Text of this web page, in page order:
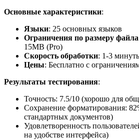
Основные характеристики:
Языки: 25 основных языков
Ограничения по размеру файла
15MB (Pro)
Скорость обработки: 1-3
Цены: Бесплатно с
Результаты тестирования:
Точность: 7.5/10 (хорошо для
Сохранение форматирования:
стандартных документов)
Удовлетворенность
на удобстве интерфейса)